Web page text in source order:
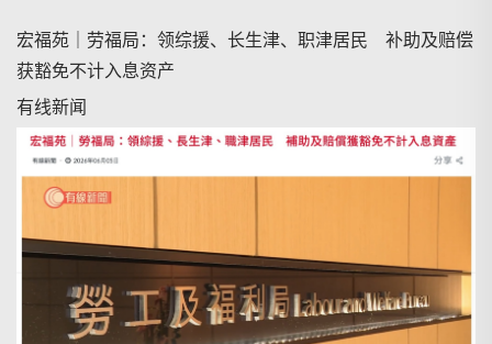
搜寻
宏福苑｜劳福局：领综援、长生津、职津居民 补助及赔偿
获豁免不计入息资产
有线新闻